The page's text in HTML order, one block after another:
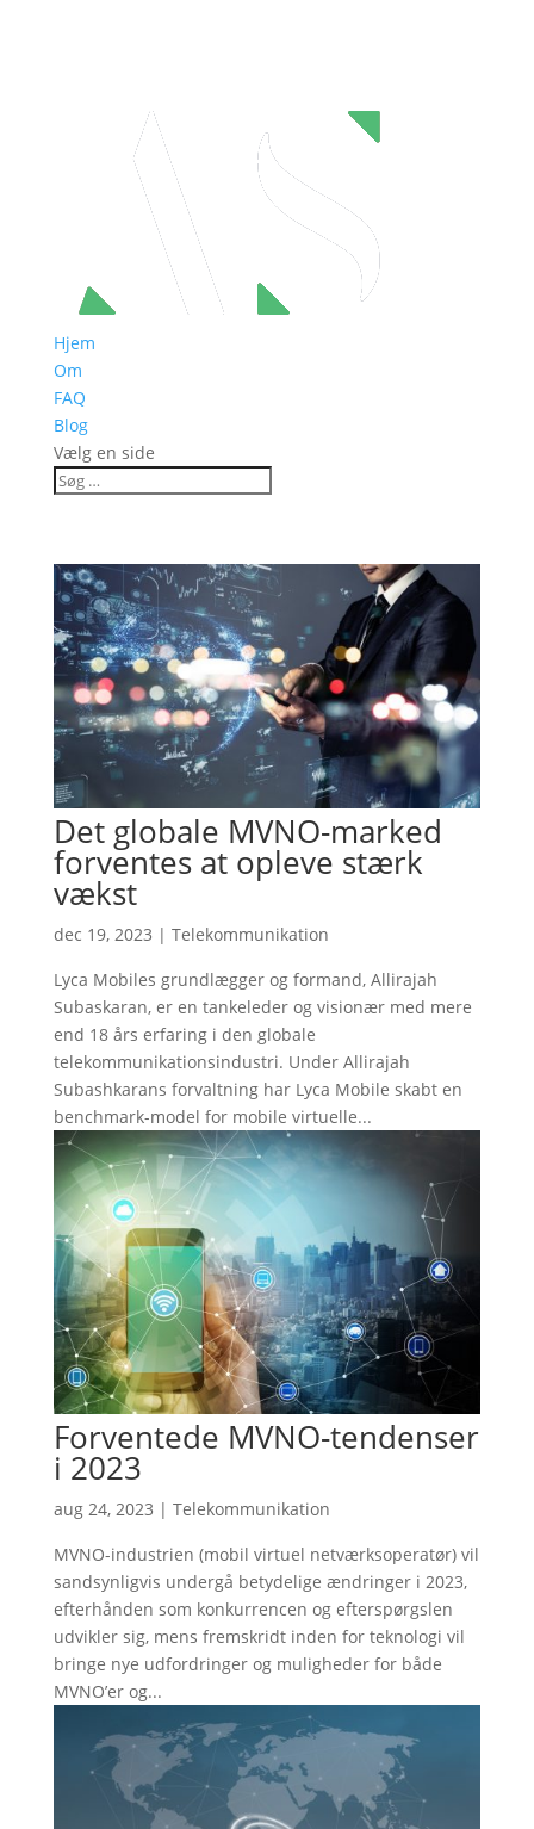
Hjem
Om
FAQ
Blog
Vælg en side
Det globale MVNO-marked
forventes at opleve stærk
vækst
dec 19, 2023 | Telekommunikation
Lyca Mobiles grundlægger og formand, Allirajah
Subaskaran, er en tankeleder og visionær med mere
end 18 års erfaring i den globale
telekommunikationsindustri. Under Allirajah
Subashkarans forvaltning har Lyca Mobile skabt en
benchmark-model for mobile virtuelle...
Forventede MVNO-tendenser
i 2023
aug 24, 2023 | Telekommunikation
MVNO-industrien (mobil virtuel netværksoperatør) vil
sandsynligvis undergå betydelige ændringer i 2023,
efterhånden som konkurrencen og efterspørgslen
udvikler sig, mens fremskridt inden for teknologi vil
bringe nye udfordringer og muligheder for både
MVNO’er og...